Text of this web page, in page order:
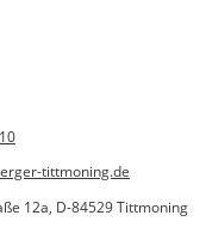
tittmoning.de
12a, D-84529 Tittmoning